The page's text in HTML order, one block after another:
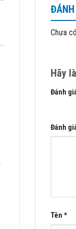
Ngoài
Đại
Chưa
Hãy
Đánh
Đánh
Tên *